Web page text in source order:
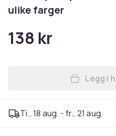
ulike farger
138 kr
Legg i
Ti., 18 aug. - fr., 21 aug.